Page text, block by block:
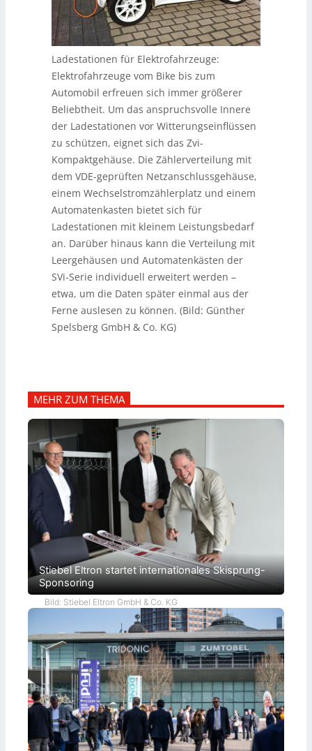
Ladestationen für Elektrofahrzeuge:
Elektrofahrzeuge vom Bike bis zum
Automobil erfreuen sich immer größerer
Beliebtheit. Um das anspruchsvolle Innere
der Ladestationen vor Witterungseinflüssen
zu schützen, eignet sich das Zvi-
Kompaktgehäuse. Die Zählerverteilung mit
dem VDE-geprüften Netzanschlussgehäuse,
einem Wechselstromzählerplatz und einem
Automatenkasten bietet sich für
Ladestationen mit kleinem Leistungsbedarf
an. Darüber hinaus kann die Verteilung mit
Leergehäusen und Automatenkästen der
SVi-Serie individuell erweitert werden –
etwa, um die Daten später einmal aus der
Ferne auslesen zu können. (Bild: Günther
Spelsberg GmbH & Co. KG)
MEHR ZUM THEMA
Stiebel Eltron startet internationales Skisprung-
Sponsoring
Bild: Stiebel Eltron GmbH & Co. KG